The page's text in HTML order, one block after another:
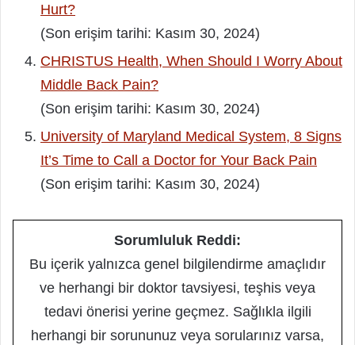
Hurt?
(Son erişim tarihi: Kasım 30, 2024)
CHRISTUS Health, When Should I Worry About
Middle Back Pain?
(Son erişim tarihi: Kasım 30, 2024)
University of Maryland Medical System, 8 Signs
It’s Time to Call a Doctor for Your Back Pain
(Son erişim tarihi: Kasım 30, 2024)
Sorumluluk Reddi:
Bu içerik yalnızca genel bilgilendirme amaçlıdır
ve herhangi bir doktor tavsiyesi, teşhis veya
tedavi önerisi yerine geçmez. Sağlıkla ilgili
herhangi bir sorununuz veya sorularınız varsa,